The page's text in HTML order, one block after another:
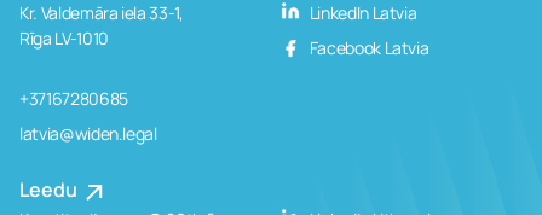
Kr. Valdemāra iela 33-1,
Rīga LV-1010
+37167280685
latvia@widen.legal
LinkedIn Latvia
Facebook Latvia
Leedu